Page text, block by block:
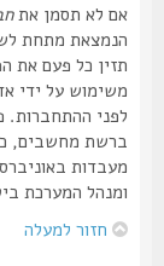
אם לא תסמן אתחבר
הנמצאת מתחת
תזין כל פעם את
משימוש על ידי אדם
לפני ההתחברות.
ברשת מחשבים,
מעבדות
ומנהל המערכת ביטל
חזור למעלה